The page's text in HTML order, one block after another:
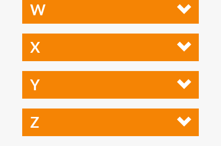
W
X
Y
Z